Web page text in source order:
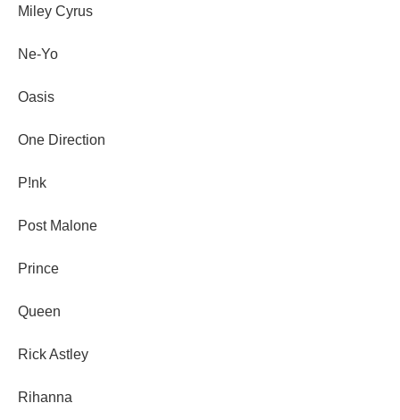
Miley Cyrus
Ne-Yo
Oasis
One Direction
P!nk
Post Malone
Prince
Queen
Rick Astley
Rihanna